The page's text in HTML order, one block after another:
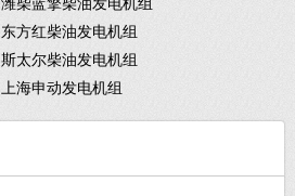
东方红柴油发电机组
斯太尔柴油发电机组
上海申动发电机组